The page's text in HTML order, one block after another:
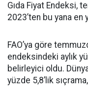
Gıda Fiyat Endeksi,
2023’ten bu yana en
FAO’ya göre
endeksindeki aylık
belirleyici oldu.
yüzde 5,8’lik